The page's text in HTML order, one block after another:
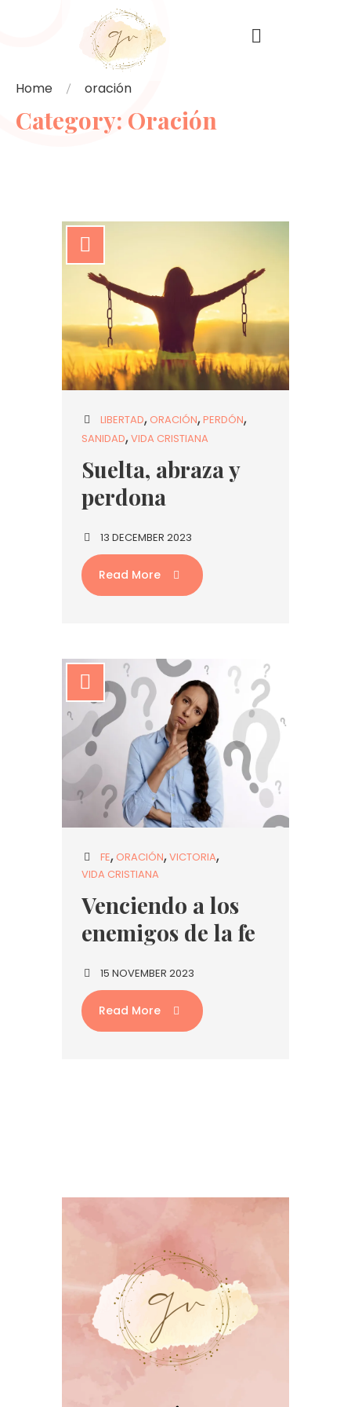
Home oración
Category: Oración
LIBERTAD ORACIÓN PERDÓN
SANIDAD VIDA CRISTIANA
Suelta, abraza y
perdona
13 DECEMBER 2023
Read More
FE ORACIÓN VICTORIA
VIDA CRISTIANA
Venciendo a los
enemigos de la fe
15 NOVEMBER 2023
Read More